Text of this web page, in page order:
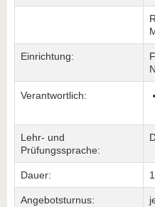
Einrichtung:
Verantwortlich:
Lehr- und
Prüfungssprache:
Dauer:
Angebotsturnus: